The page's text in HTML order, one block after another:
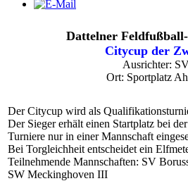
Dattelner
Citycup der
Ausrichter:
Ort: Sportplatz
Der Citycup wird als
Der Sieger erhält einen Startplatz bei
Turniere nur in einer Mannschaft
Bei Torgleichheit entscheidet ein
Teilnehmende Mannschaften: SV
SW Meckinghoven III